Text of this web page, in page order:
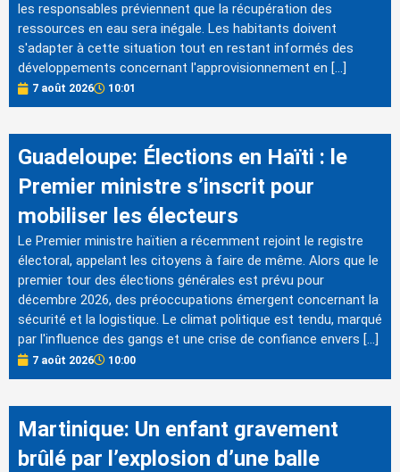
les responsables préviennent que la récupération des
ressources en eau sera inégale. Les habitants doivent
s'adapter à cette situation tout en restant informés des
développements concernant l'approvisionnement en […]
7 août 2026 10:01
Guadeloupe: Élections en Haïti : le
Premier ministre s’inscrit pour
mobiliser les électeurs
Le Premier ministre haïtien a récemment rejoint le registre
électoral, appelant les citoyens à faire de même. Alors que le
premier tour des élections générales est prévu pour
décembre 2026, des préoccupations émergent concernant la
sécurité et la logistique. Le climat politique est tendu, marqué
par l'influence des gangs et une crise de confiance envers […]
7 août 2026 10:00
Martinique: Un enfant gravement
brûlé par l’explosion d’une balle